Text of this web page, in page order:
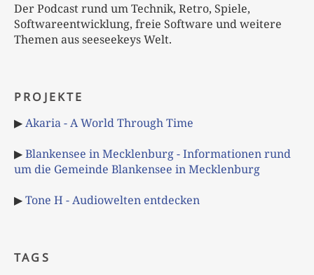
Der Podcast rund um Technik, Retro, Spiele,
Softwareentwicklung, freie Software und weitere
Themen aus seeseekeys Welt.
PROJEKTE
▶Akaria - A World Through Time
▶Blankensee in Mecklenburg - Informationen rund
um die Gemeinde Blankensee in Mecklenburg
▶Tone H - Audiowelten entdecken
TAGS